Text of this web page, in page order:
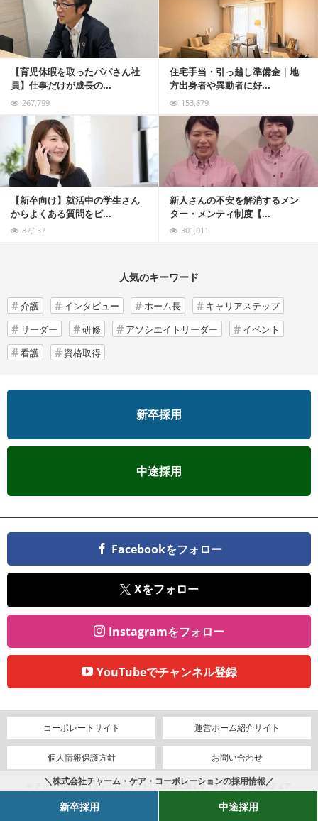
＼株式会社チャーム・ケア・コーポレーションの採用情報／
新卒採用 中途採用
【育児休暇を取ったパパさん社
員】仕事だけが成長の...
267,799
住宅手当・引っ越し準備金｜地
方出身者や異動者に好...
153,879
【新卒向け】就活中の学生さん
からよくある質問をピ...
87,137
新人さんの不安を解消するメン
ター・メンティ制度【...
301,011
記事を読む
人気のキーワード
介護 インタビュー ホーム長
キャリアステップ
リーダー
研修 アソシエイトリーダー
イベント
看護
資格取得
新卒採用
中途採用
Facebookをフォロー
Xをフォロー
Instagramをフォロー
YouTubeでチャンネル登録
コーポレートサイト 運営ホーム紹介サイト
個人情報保護方針 お問い合わせ
© チャームPOINT（チャームポイント）｜介護で働くリアルを伝える情報メディア